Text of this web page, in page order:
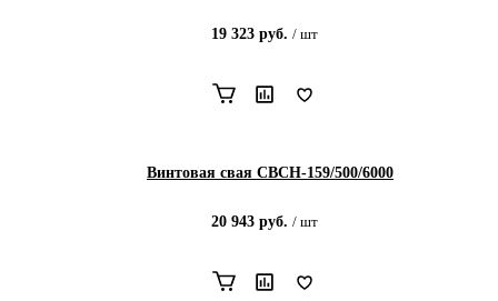
19 323 руб. / шт
Винтовая свая СВСН-159/500/6000
20 943 руб. / шт